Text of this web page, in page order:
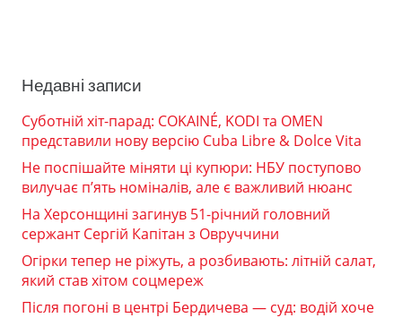
Недавні записи
Суботній хіт-парад: COKAINÉ, KODI та OMEN
представили нову версію Cuba Libre & Dolce Vita
Не поспішайте міняти ці купюри: НБУ поступово
вилучає п’ять номіналів, але є важливий нюанс
На Херсонщині загинув 51-річний головний
сержант Сергій Капітан з Овруччини
Огірки тепер не ріжуть, а розбивають: літній салат,
який став хітом соцмереж
Після погоні в центрі Бердичева — суд: водій хоче